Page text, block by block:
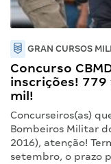
GRAN CURSOS
Concurso
inscrições! 779
mil!
Concurseiros(as)
Bombeiros Militar
2016), atenção!
setembro, o prazo